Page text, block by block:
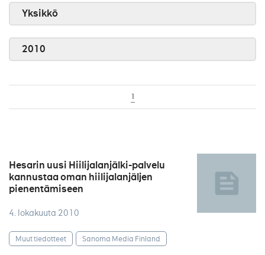
Yksikkö
2010
1
Hesarin uusi Hiilijalanjälki-palvelu
kannustaa oman hiilijalanjäljen
pienentämiseen
4. lokakuuta 2010
Muut tiedotteet Sanoma Media Finland